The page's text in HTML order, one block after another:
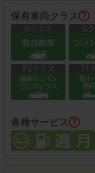
保有車両クラス
各種サービス